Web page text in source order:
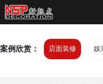
案例欣赏： 店面装修 娱